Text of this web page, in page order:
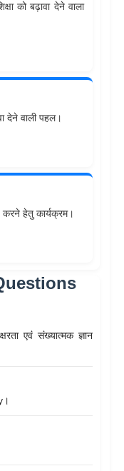
को बढ़ावा देने वाला
देने वाली पहल।
करने हेतु कार्यक्रम।
एवं संख्यात्मक ज्ञान